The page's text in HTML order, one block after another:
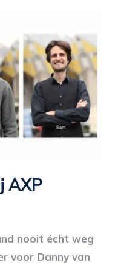
AXP
nooit écht weg
voor Danny van